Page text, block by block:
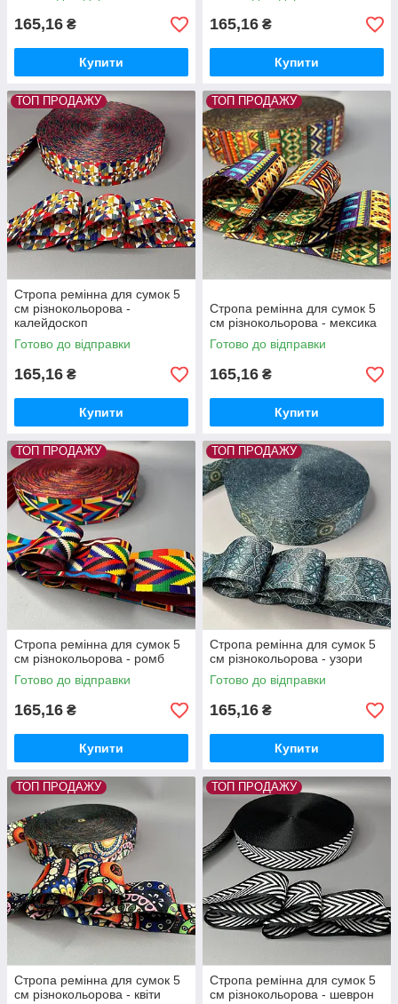
165,16 ₴
Купити
165,16 ₴
Купити
ТОП ПРОДАЖУ
Стропа ремінна для сумок 5
см різнокольорова -
калейдоскоп
Готово до відправки
165,16 ₴
Купити
ТОП ПРОДАЖУ
Стропа ремінна для сумок 5
см різнокольорова - мексика
Готово до відправки
165,16 ₴
Купити
ТОП ПРОДАЖУ
Стропа ремінна для сумок 5
см різнокольорова - ромб
Готово до відправки
165,16 ₴
Купити
ТОП ПРОДАЖУ
Стропа ремінна для сумок 5
см різнокольорова - узори
Готово до відправки
165,16 ₴
Купити
ТОП ПРОДАЖУ
Стропа ремінна для сумок 5
см різнокольорова - квіти
ТОП ПРОДАЖУ
Стропа ремінна для сумок 5
см різнокольорова - шеврон